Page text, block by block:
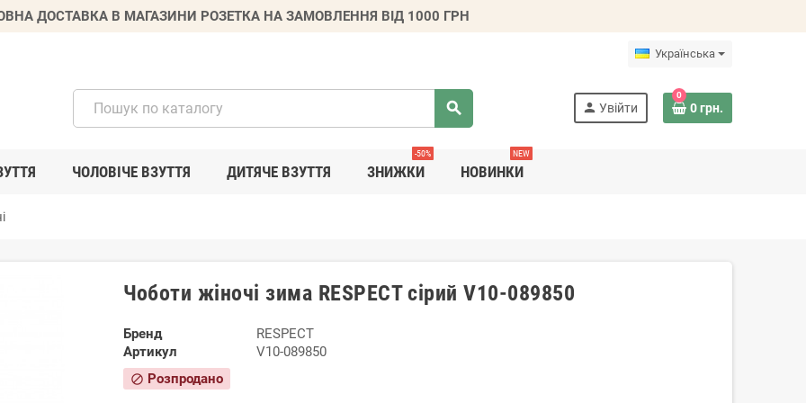
ДОСТАВКА В МАГАЗИНИ РОЗЕТКА НА ЗАМОВЛЕННЯ ВІД 1000 ГРН
Українська
search person Увійти
0
0 грн.
ЧОЛОВІЧЕ ВЗУТТЯ ДИТЯЧЕ ВЗУТТЯ ЗНИЖКИ
-50%
НОВИНКИ
NEW
Чоботи жіночі зима RESPECT сірий V10-089850
Бренд
RESPECT
Артикул
V10-089850
block Розпродано